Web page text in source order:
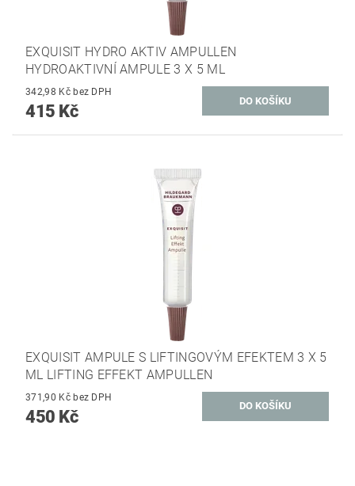
EXQUISIT HYDRO AKTIV AMPULLEN
HYDROAKTIVNÍ AMPULE 3 X 5 ML
342,98 Kč bez DPH
415 Kč
EXQUISIT AMPULE S LIFTINGOVÝM EFEKTEM 3 X 5
ML LIFTING EFFEKT AMPULLEN
371,90 Kč bez DPH
450 Kč